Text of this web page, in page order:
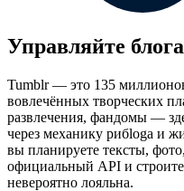
Управляйте
Tumblr — это 135
вовлечённых творческих
развлечения, фандомы —
через механику рибlogа и
вы планируете тексты,
официальный API и
невероятно лояльна.